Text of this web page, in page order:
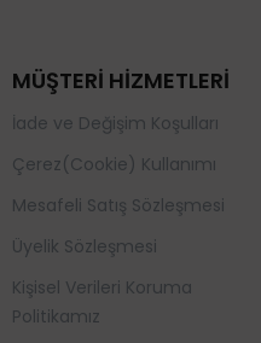
MÜŞTERİ HİZMETLERİ
İade ve Değişim Koşulları
Çerez(Cookie) Kullanımı
Mesafeli Satış Sözleşmesi
Üyelik Sözleşmesi
Kişisel Verileri Koruma
Politikamız